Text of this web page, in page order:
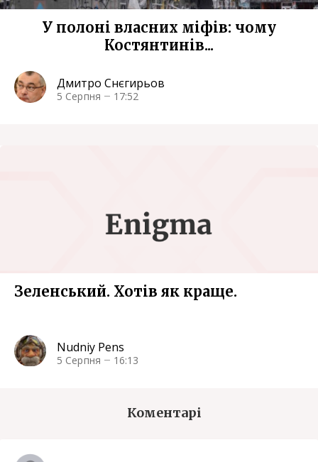
У полоні власних міфів: чому
Костянтинів...
Дмитро Снєгирьов
5 Серпня 17:52
Зеленський. Хотів як краще.
Nudniy Pens
5 Серпня 16:13
Коментарі